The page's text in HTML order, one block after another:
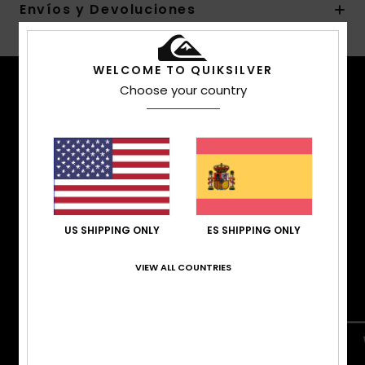
Envíos y Devoluciones
CARACTERÍSTICAS
Mantente cómodo, seco y en calor. Tú decides si
realizar hazañas en powder o en el skatepark,
nosotros nos ocupamos del resto. Encuentra ropa
outerwear cálida, impermeable, con el ajuste y
rendimiento que necesitas.
WELCOME TO QUIKSILVER
Choose your country
US SHIPPING ONLY ES SHIPPING ONLY
VIEW ALL COUNTRIES